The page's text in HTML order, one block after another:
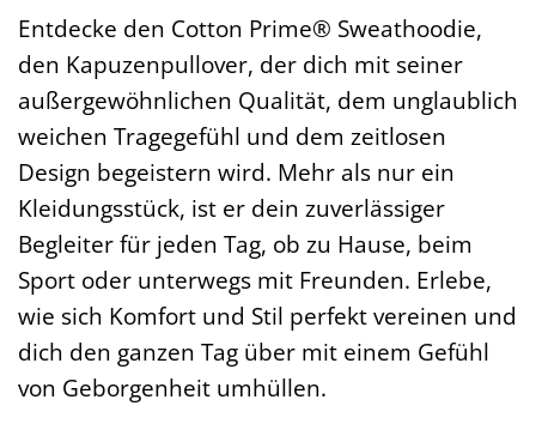
Entdecke den Cotton Prime® Sweathoodie,
den Kapuzenpullover, der dich mit seiner
außergewöhnlichen Qualität, dem unglaublich
weichen Tragegefühl und dem zeitlosen
Design begeistern wird. Mehr als nur ein
Kleidungsstück, ist er dein zuverlässiger
Begleiter für jeden Tag, ob zu Hause, beim
Sport oder unterwegs mit Freunden. Erlebe,
wie sich Komfort und Stil perfekt vereinen und
dich den ganzen Tag über mit einem Gefühl
von Geborgenheit umhüllen.